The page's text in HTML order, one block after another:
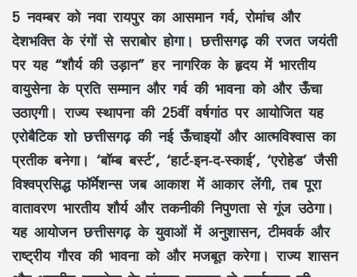
5 नवम्बर को नवा रायपुर का आसमान गर्व, रोमांच और
देशभक्ति के रंगों से सराबोर होगा। छत्तीसगढ़ की रजत जयंती
पर यह “शौर्य की उड़ान” हर नागरिक के हृदय में भारतीय
वायुसेना के प्रति सम्मान और गर्व की भावना को और ऊँचा
उठाएगी। राज्य स्थापना की 25वीं वर्षगांठ पर आयोजित यह
एरोबैटिक शो छत्तीसगढ़ की नई ऊँचाइयों और आत्मविश्वास का
प्रतीक बनेगा। ‘बॉम्ब बर्स्ट’, ‘हार्ट-इन-द-स्काई’, ‘एरोहेड’ जैसी
विश्वप्रसिद्ध फॉर्मेशन्स जब आकाश में आकार लेंगी, तब पूरा
वातावरण भारतीय शौर्य और तकनीकी निपुणता से गूंज उठेगा।
यह आयोजन छत्तीसगढ़ के युवाओं में अनुशासन, टीमवर्क और
राष्ट्रीय गौरव की भावना को और मजबूत करेगा। राज्य शासन